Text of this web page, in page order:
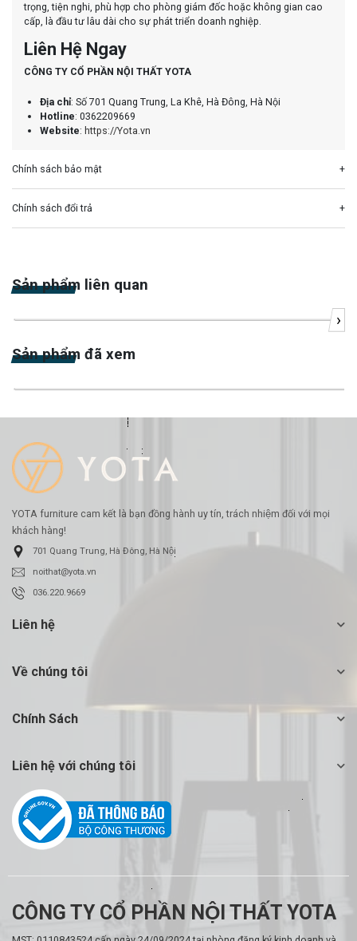
trọng, tiện nghi, phù hợp cho phòng giám đốc hoặc không gian cao
cấp, là đầu tư lâu dài cho sự phát triển doanh nghiệp.
Liên Hệ Ngay
CÔNG TY CỔ PHẦN NỘI THẤT YOTA
Địa chỉ: Số 701 Quang Trung, La Khê, Hà Đông, Hà Nội
Hotline: 0362209669
Website: https://Yota.vn
Chính sách bảo mật
Chính sách đổi trả
Sản phẩm liên quan
›
Sản phẩm đã xem
YOTA furniture cam kết là bạn đồng hành uy tín, trách nhiệm đối với mọi
khách hàng!
701 Quang Trung, Hà Đông, Hà Nội
noithat@yota.vn
036.220.9669
Liên hệ
Về chúng tôi
Chính Sách
Liên hệ với chúng tôi
CÔNG TY CỔ PHẦN NỘI THẤT YOTA